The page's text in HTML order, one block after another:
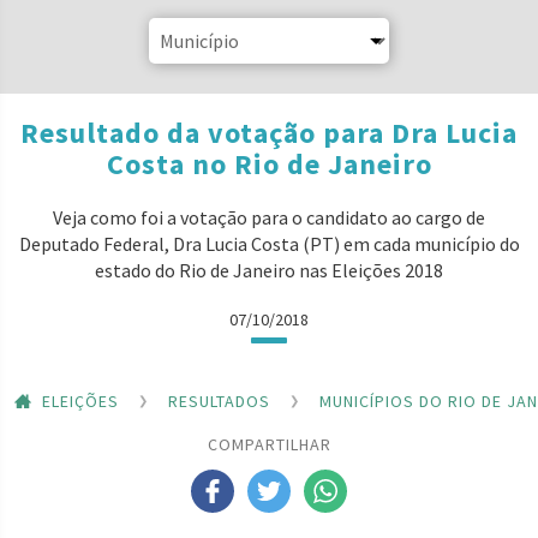
Resultado da votação para Dra Lucia
Costa no Rio de Janeiro
Veja como foi a votação para o candidato ao cargo de
Deputado Federal, Dra Lucia Costa (PT) em cada município do
estado do Rio de Janeiro nas Eleições 2018
07/10/2018
ELEIÇÕES RESULTADOS
MUNICÍPIOS DO RIO DE
COMPARTILHAR